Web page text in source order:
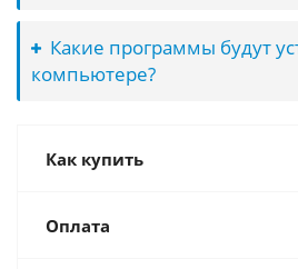
Какие программы будут
компьютере?
Как купить
Оплата